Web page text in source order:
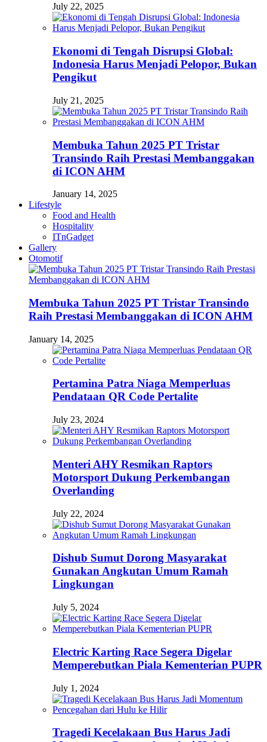
July 22, 2025
Ekonomi di Tengah Disrupsi Global:
Indonesia Harus Menjadi Pelopor, Bukan
Pengikut
July 21, 2025
Membuka Tahun 2025 PT Tristar
Transindo Raih Prestasi Membanggakan
di ICON AHM
January 14, 2025
Lifestyle
Food and Health
Hospitality
ITnGadget
Gallery
Otomotif
Membuka Tahun 2025 PT Tristar Transindo
Raih Prestasi Membanggakan di ICON AHM
January 14, 2025
Pertamina Patra Niaga Memperluas
Pendataan QR Code Pertalite
July 23, 2024
Menteri AHY Resmikan Raptors
Motorsport Dukung Perkembangan
Overlanding
July 22, 2024
Dishub Sumut Dorong Masyarakat
Gunakan Angkutan Umum Ramah
Lingkungan
July 5, 2024
Electric Karting Race Segera Digelar
Memperebutkan Piala Kementerian PUPR
July 1, 2024
Tragedi Kecelakaan Bus Harus Jadi